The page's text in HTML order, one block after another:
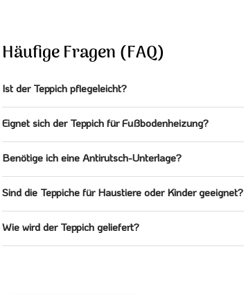
Häufige Fragen (FAQ)
Ist der Teppich pflegeleicht?
Eignet sich der Teppich für Fußbodenheizung?
Benötige ich eine Antirutsch-Unterlage?
Sind die Teppiche für Haustiere oder Kinder geeignet?
Wie wird der Teppich geliefert?